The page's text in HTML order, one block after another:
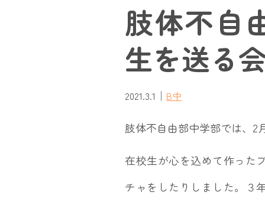
肢体不自
生を送る
2021.3.1 ｜ B中
肢体不自由部中学部では、2
在校生が心を込めて作った
チャをしたりしました。３